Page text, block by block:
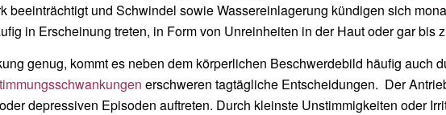
beeinträchtigt und Schwindel sowie Wassereinlagerung kündigen sich
in Erscheinung treten, in Form von Unreinheiten in der Haut oder gar bis
genug, kommt es neben dem körperlichen Beschwerdebild häufig auch
erschweren tagtägliche Entscheidungen. Der
depressiven Episoden auftreten. Durch kleinste Unstimmigkeiten oder